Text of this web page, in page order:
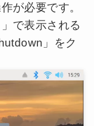
が必要です。
で表示される
」をク